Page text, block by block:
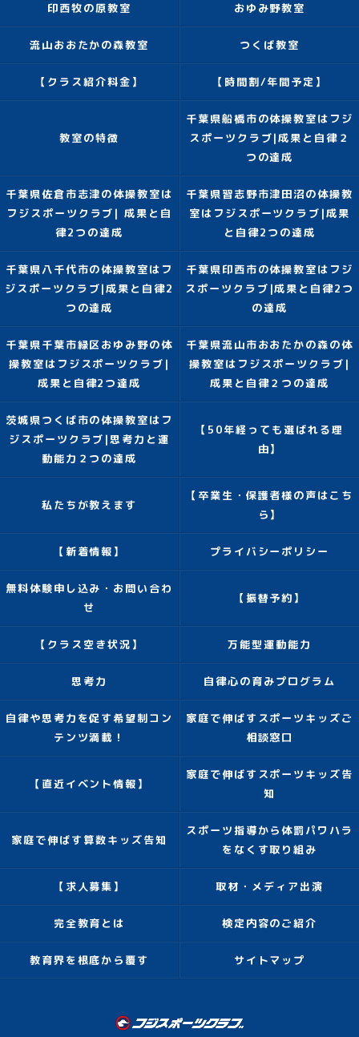
印西牧の原教室 おゆみ野教室
流山おおたかの森教室 つくば教室
【クラス紹介料金】 【時間割/年間予定】
教室の特徴
千葉県船橋市の体操教室はフジ
スポーツクラブ|成果と自律２
つの達成
千葉県佐倉市志津の体操教室は
フジスポーツクラブ| 成果と自
律2つの達成
千葉県習志野市津田沼の体操教
室はフジスポーツクラブ|成果
と自律2つの達成
千葉県八千代市の体操教室はフ
ジスポーツクラブ|成果と自律2
つの達成
千葉県印西市の体操教室はフジ
スポーツクラブ|成果と自律2つ
の達成
千葉県千葉市緑区おゆみ野の体
操教室はフジスポーツクラブ|
成果と自律2つ達成
千葉県流山市おおたかの森の体
操教室はフジスポーツクラブ|
成果と自律２つの達成
茨城県つくば市の体操教室はフ
ジスポーツクラブ|思考力と運
動能力２つの達成
【50年経っても選ばれる理
由】
私たちが教えます
【卒業生・保護者様の声はこち
ら】
【新着情報】 プライバシーポリシー
無料体験申し込み・お問い合わ
せ
【振替予約】
【クラス空き状況】 万能型運動能力
思考力 自律心の育みプログラム
自律や思考力を促す希望制コン
テンツ満載！
家庭で伸ばすスポーツキッズご
相談窓口
【直近イベント情報】
家庭で伸ばすスポーツキッズ告
知
家庭で伸ばす算数キッズ告知
スポーツ指導から体罰パワハラ
をなくす取り組み
【求人募集】 取材・メディア出演
完全教育とは 検定内容のご紹介
教育界を根底から覆す サイトマップ